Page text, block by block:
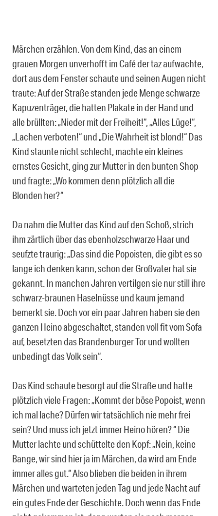
Märchen erzählen. Von dem Kind, das an einem
grauen Morgen unverhofft im Café der taz aufwachte,
dort aus dem Fenster schaute und seinen Augen nicht
traute: Auf der Straße standen jede Menge schwarze
Kapuzenträger, die hatten Plakate in der Hand und
alle brüllten: „Nieder mit der Freiheit!“, „Alles Lüge!“,
„Lachen verboten!“ und „Die Wahrheit ist blond!“ Das
Kind staunte nicht schlecht, machte ein kleines
ernstes Gesicht, ging zur Mutter in den bunten Shop
und fragte: „Wo kommen denn plötzlich all die
Blonden her?“
Da nahm die Mutter das Kind auf den Schoß, strich
ihm zärtlich über das ebenholzschwarze Haar und
seufzte traurig: „Das sind die Popoisten, die gibt es so
lange ich denken kann, schon der Großvater hat sie
gekannt. In manchen Jahren vertilgen sie nur still ihre
schwarz-braunen Haselnüsse und kaum jemand
bemerkt sie. Doch vor ein paar Jahren haben sie den
ganzen Heino abgeschaltet, standen voll fit vom Sofa
auf, besetzten das Brandenburger Tor und wollten
unbedingt das Volk sein“.
Das Kind schaute besorgt auf die Straße und hatte
plötzlich viele Fragen: „Kommt der böse Popoist, wenn
ich mal lache? Dürfen wir tatsächlich nie mehr frei
sein? Und muss ich jetzt immer Heino hören? “ Die
Mutter lachte und schüttelte den Kopf: „Nein, keine
Bange, wir sind hier ja im Märchen, da wird am Ende
immer alles gut.“ Also blieben die beiden in ihrem
Märchen und warteten jeden Tag und jede Nacht auf
ein gutes Ende der Geschichte. Doch wenn das Ende